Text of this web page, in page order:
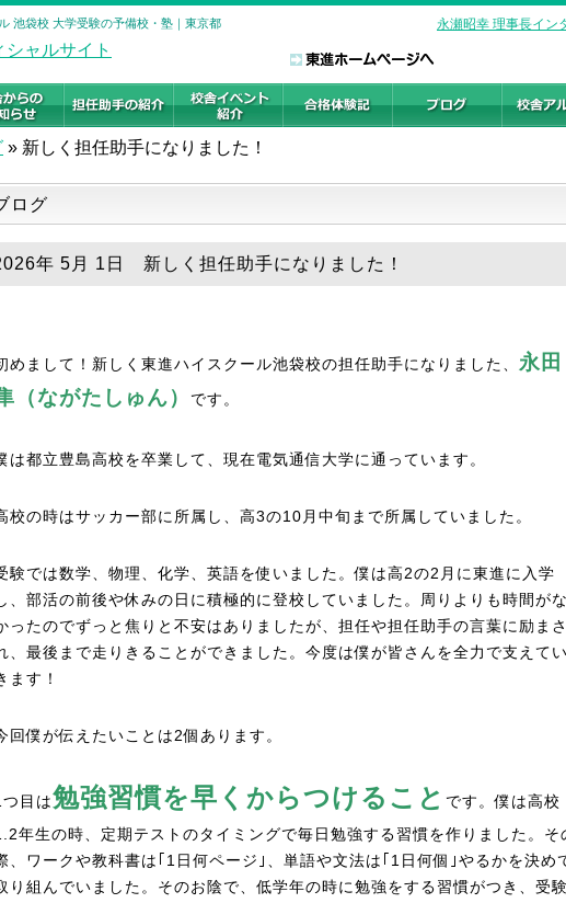
池袋校 大学受験の予備校・塾｜東京都 永瀬昭幸 理事長イン
» 新しく担任助手になりました！
ログ
年 5月 1日 新しく担任助手になりました！
めまして！新しく東進ハイスクール池袋校の担任助手になりました、 永田
（ながたしゅん）
です。
は都立豊島高校を卒業して、現在電気通信大学に通っています。
校の時はサッカー部に所属し、高3の10月中旬まで所属していました。
験では数学、物理、化学、英語を使いました。僕は高2の2月に東進に入学
、部活の前後や休みの日に積極的に登校していました。周りよりも時間がな
ったのでずっと焦りと不安はありましたが、担任や担任助手の言葉に励まさ
、最後まで走りきることができました。今度は僕が皆さんを全力で支えてい
ます！
回僕が伝えたいことは2個あります。
つ目は勉強習慣を早くからつけること です。僕は高校
年生の時、定期テストのタイミングで毎日勉強する習慣を作りました。そ
、ワークや教科書は｢1日何ページ｣、単語や文法は｢1日何個｣やるかを決め
り組んでいました。そのお陰で、低学年の時に勉強をする習慣がつき、受験